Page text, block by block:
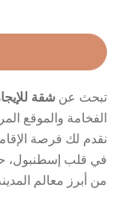
تبحث عنشقة
الفخامة والموقع
نقدم لك فرصة
في قلب إسطنبول،
من أبرز معالم